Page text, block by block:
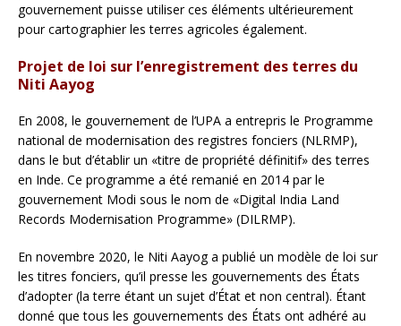
gouvernement puisse utiliser ces éléments ultérieurement
pour cartographier les terres agricoles également.
Projet de loi sur l’enregistrement des terres du
Niti Aayog
En 2008, le gouvernement de l’UPA a entrepris le Programme
national de modernisation des registres fonciers (NLRMP),
dans le but d’établir un «titre de propriété définitif» des terres
en Inde. Ce programme a été remanié en 2014 par le
gouvernement Modi sous le nom de «Digital India Land
Records Modernisation Programme» (DILRMP).
En novembre 2020, le Niti Aayog a publié un modèle de loi sur
les titres fonciers, qu’il presse les gouvernements des États
d’adopter (la terre étant un sujet d’État et non central). Étant
donné que tous les gouvernements des États ont adhéré au